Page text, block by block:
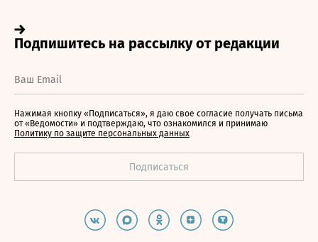
Нажимая кнопку «Подписаться», я даю свое согласие получать письма
от «Ведомости» и подтверждаю, что ознакомился и принимаю
Политику по защите персональных данных